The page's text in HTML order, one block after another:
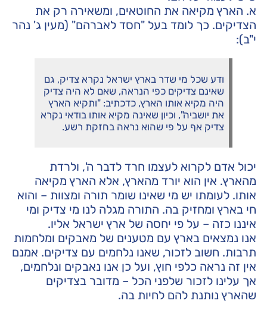
א. הארץ מקיאה את החוטאים, ומשאירה רק את
הצדיקים. כך לומד בעל "חסד לאברהם" (מעין ג' נהר
י"ב):
ודע שכל מי שדר בארץ ישראל נקרא צדיק, גם
שאינם צדיקים כפי הנראה, שאם לא היה צדיק
היה מקיא אותו הארץ, כדכתיב: "ותקיא הארץ
את יושביה", וכיון שאינה מקיא אותו בודאי נקרא
צדיק אף על פי שהוא נראה בחזקת רשע.
יכול אדם לקרוא לעצמו חרד לדבר ה', ולרדת
מהארץ. אין הוא יורד מהארץ, אלא הארץ מקיאה
אותו. לעומתו יש מי שאינו שומר תורה ומצוות – והוא
חי בארץ ומחזיק בה. התורה מגלה לנו מי צדיק ומי
איננו כזה – על פי יחסה של ארץ ישראל אליו.
אנו נמצאים בארץ עם מטענים של מאבקים ומלחמות
תרבות. חשוב לזכור, שאנו נלחמים עם צדיקים. אמנם
אין זה נראה כלפי חוץ, ועל כן אנו נאבקים ונלחמים,
אך עלינו לזכור שלפני הכל – מדובר בצדיקים
שהארץ נותנת להם לחיות בה.